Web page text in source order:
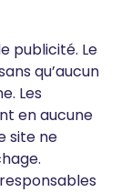
publicité. Le
qu’aucun
Les
en aucune
site ne